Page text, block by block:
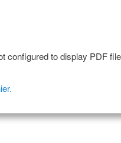
configured to display PDF